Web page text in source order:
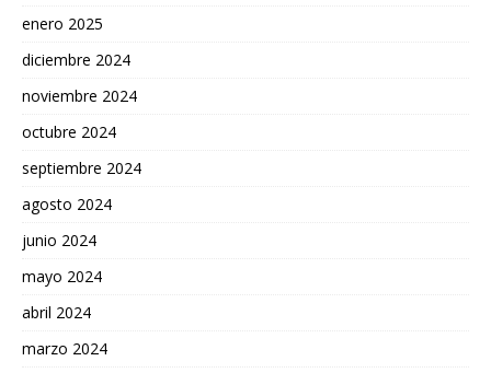
enero 2025
diciembre 2024
noviembre 2024
octubre 2024
septiembre 2024
agosto 2024
junio 2024
mayo 2024
abril 2024
marzo 2024